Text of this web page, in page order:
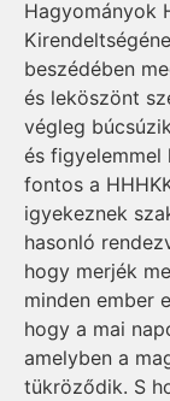
Hagyományok
beszédében
és leköszönt
végleg
és figyelemmel
fontos a
igyekeznek
hasonló
hogy merjék
minden ember
hogy a mai
amelyben a
tükröződik. S